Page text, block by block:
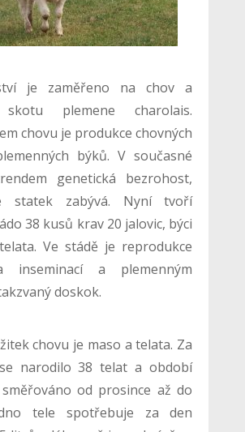
je zaměřeno na chov a
skotu plemene charolais.
chovu je produkce chovných
býků. V současné
genetická bezrohost,
statek zabývá. Nyní tvoří
38 kusů krav 20 jalovic, býci
Ve stádě je reprodukce
inseminací a plemenným
doskok.
chovu je maso a telata. Za
narodilo 38 telat a období
od prosince až do
tele spotřebuje za den